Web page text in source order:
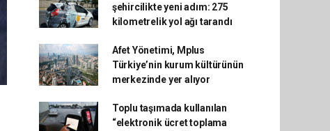
şehircilikte yeni adım: 275
kilometrelik yol ağı tarandı
Afet Yönetimi, Mplus
Türkiye’nin kurum kültürünün
merkezinde yer alıyor
Toplu taşımada kullanılan
“elektronik ücret toplama